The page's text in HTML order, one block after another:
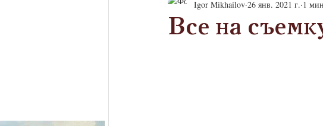
Все на
Igor Mikhailov 26 янв. 2021 г. 1